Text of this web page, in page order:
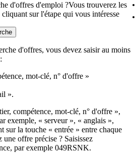
d'offres d'emploi ?Vous trouverez les
sur l'étape qui vous intéresse
d'offres, vous devez saisir au moins
mot-clé, n° d'offre »
».
compétence, mot-clé, n° d'offre »,
exemple, « serveur », « anglais »,
sur la touche « entrée » entre chaque
une offre précise ? Saisissez
par exemple 049RSNK.